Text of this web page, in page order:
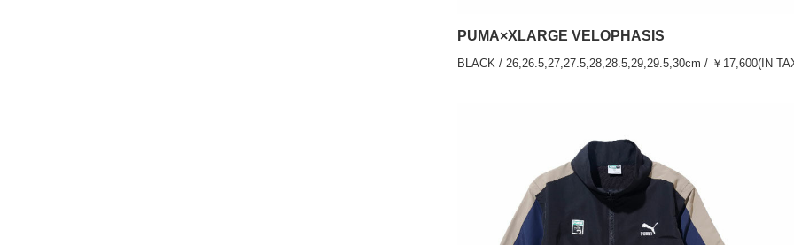
PUMA×XLARGE VELOPHASIS
BLACK / 26,26.5,27,27.5,28,28.5,29,29.5,30cm / ￥17,600(IN